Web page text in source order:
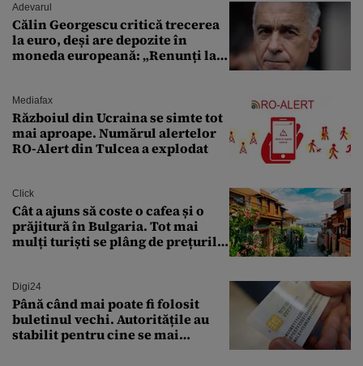
Adevarul
Călin Georgescu critică trecerea
la euro, deși are depozite în
moneda europeană: „Renunți la
Mediafax
Războiul din Ucraina se simte tot
mai aproape. Numărul alertelor
RO-Alert din Tulcea a explodat
Click
Cât a ajuns să coste o cafea și o
prăjitură în Bulgaria. Tot mai
mulți turiști se plâng de prețurile
Digi24
Până când mai poate fi folosit
buletinul vechi. Autoritățile au
stabilit pentru cine se mai